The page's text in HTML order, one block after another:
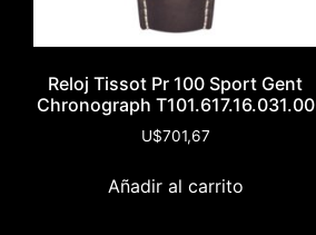
Reloj Tissot Pr 100 Sport Gent
Chronograph T101.617.16.031.00
U$701,67
Añadir al carrito